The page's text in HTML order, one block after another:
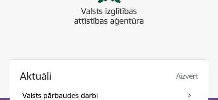
Aktuāli Aizvērt
Valsts pārbaudes darbi